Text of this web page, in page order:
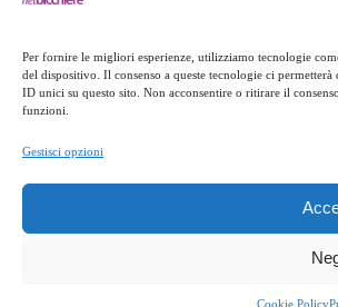
Per fornire le migliori esperienze, utilizziamo tecnologie
del dispositivo. Il consenso a queste tecnologie ci
ID unici su questo sito. Non acconsentire o ritirare il
funzioni.
Gestisci opzioni
Cookie Policy
doppia più pranzo del giorno
(Pasqua, Pasquetta o 25
Tre giorni / due notti in mezza
25 aprile): 320 € a coppia